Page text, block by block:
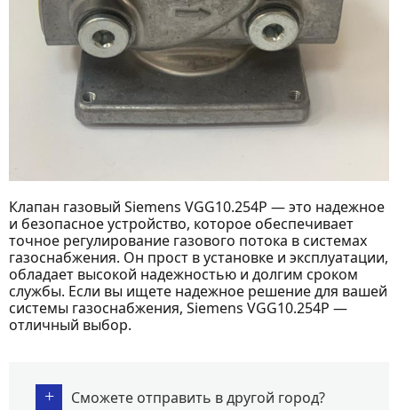
Клапан газовый Siemens VGG10.254P — это надежное
и безопасное устройство, которое обеспечивает
точное регулирование газового потока в системах
газоснабжения. Он прост в установке и эксплуатации,
обладает высокой надежностью и долгим сроком
службы. Если вы ищете надежное решение для вашей
системы газоснабжения, Siemens VGG10.254P —
отличный выбор.
+ Сможете отправить в другой город?